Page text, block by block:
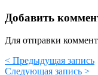
Добавить
Для отправки
< Предыдущая запись
Следующая запись >